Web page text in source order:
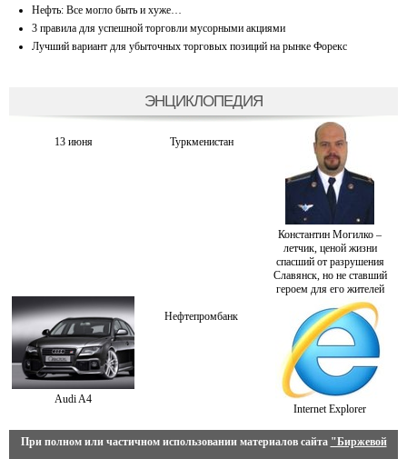
Нефть: Все могло быть и хуже…
3 правила для успешной торговли мусорными акциями
Лучший вариант для убыточных торговых позиций на рынке Форекс
ЭНЦИКЛОПЕДИЯ
13 июня Туркменистан
Константин Могилко –
летчик, ценой жизни
спасший от разрушения
Славянск, но не ставший
героем для его жителей
Audi A4
Нефтепромбанк
Internet Explorer
При полном или частичном использовании материалов сайта "Биржевой